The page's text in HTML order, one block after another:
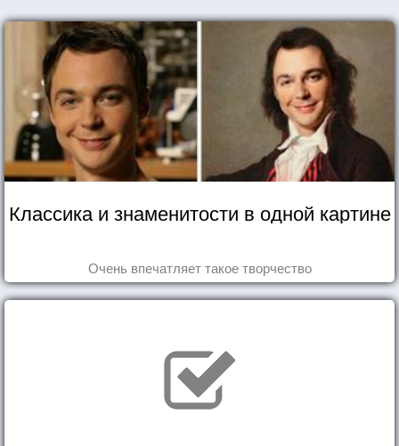
Классика и знаменитости в одной картине
Очень впечатляет такое творчество